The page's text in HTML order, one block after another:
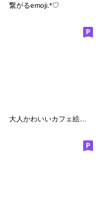
繋がるemoji.*♡
大人かわいいカフェ絵文字